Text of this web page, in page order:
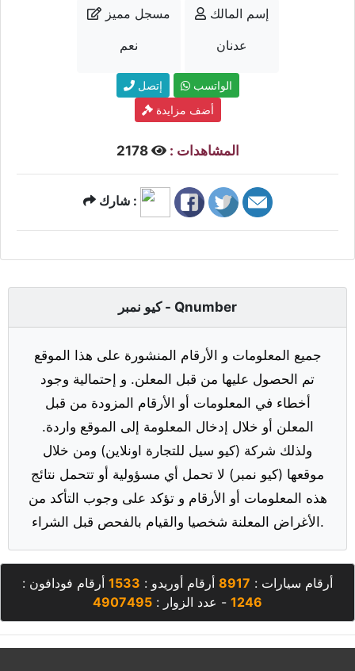
مسجل مميز
نعم
إسم المالك
عدنان
إتصل
الواتسب
أضف مزايدة
المشاهدات : 2178
شارك :
كيو نمبر - Qnumber
جميع المعلومات و الأرقام المنشورة على هذا الموقع
تم الحصول عليها من قبل المعلن. و إحتمالية وجود
أخطاء في المعلومات أو الأرقام المزودة من قبل
المعلن أو خلال إدخال المعلومة إلى الموقع واردة.
ولذلك شركة (كيو سيل للتجارة اونلاين) ومن خلال
موقعها (كيو نمبر) لا تحمل أي مسؤولية أو تتحمل نتائج
هذه المعلومات أو الأرقام و تؤكد على وجوب التأكد من
الأغراض المعلنة شخصيا والقيام بالفحص قبل الشراء.
أرقام سيارات : 8917 أرقام أوريدو : 1533 أرقام فودافون :
1246 - عدد الزوار : 4907495